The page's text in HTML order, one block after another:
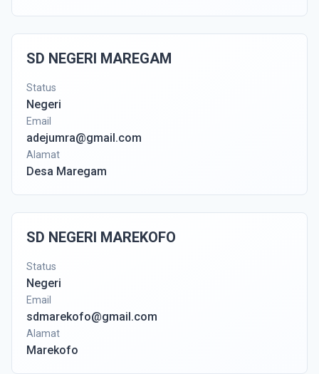
SD NEGERI MAREGAM
Status
Negeri
Email
adejumra@gmail.com
Alamat
Desa Maregam
SD NEGERI MAREKOFO
Status
Negeri
Email
sdmarekofo@gmail.com
Alamat
Marekofo